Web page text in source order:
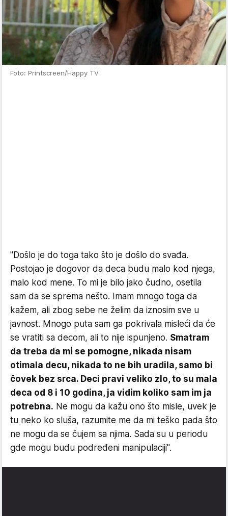
Foto: Printscreen/Happy TV
"Došlo je do toga tako što je došlo do svađa.
Postojao je dogovor da deca budu malo kod njega,
malo kod mene. To mi je bilo jako čudno, osetila
sam da se sprema nešto. Imam mnogo toga da
kažem, ali zbog sebe ne želim da iznosim sve u
javnost. Mnogo puta sam ga pokrivala misleći da će
se vratiti sa decom, ali to nije ispunjeno. Smatram
da treba da mi se pomogne, nikada nisam
otimala decu, nikada to ne bih uradila, samo bi
čovek bez srca. Deci pravi veliko zlo, to su mala
deca od 8 i 10 godina, ja vidim koliko sam im ja
potrebna. Ne mogu da kažu ono što misle, uvek je
tu neko ko sluša, razumite me da mi teško pada što
ne mogu da se čujem sa njima. Sada su u periodu
gde mogu budu podređeni manipulaciji".